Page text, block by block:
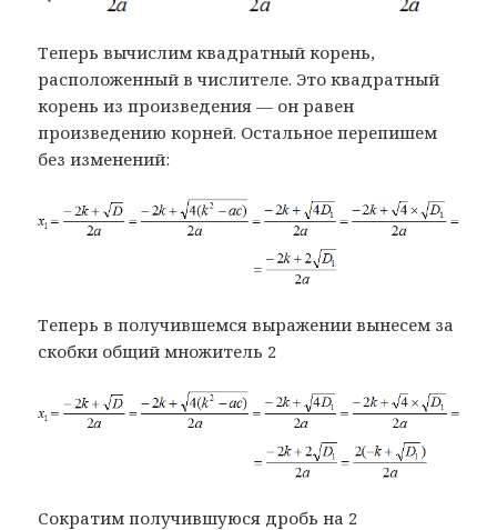
Теперь вычислим квадратный корень,
расположенный в числителе. Это квадратный
корень из произведения — он равен
произведению корней. Остальное перепишем
без изменений:
Теперь в получившемся выражении вынесем за
скобки общий множитель 2
Сократим получившуюся дробь на 2